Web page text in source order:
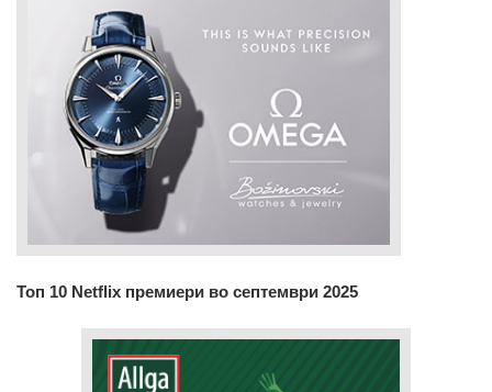
Топ 10 Netflix премиери во септември 2025